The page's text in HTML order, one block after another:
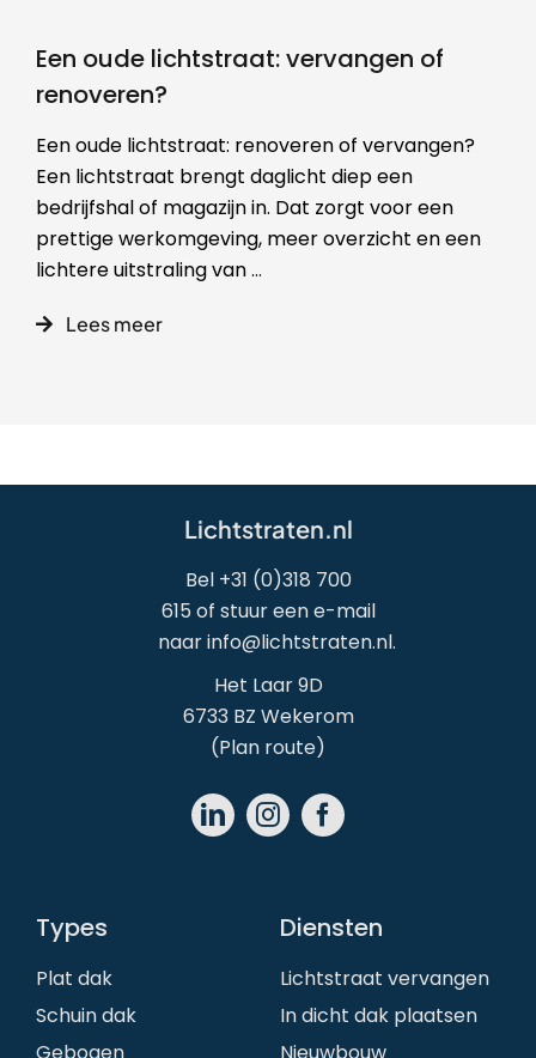
Een oude lichtstraat: vervangen of
renoveren?
Een oude lichtstraat: renoveren of vervangen?
Een lichtstraat brengt daglicht diep een
bedrijfshal of magazijn in. Dat zorgt voor een
prettige werkomgeving, meer overzicht en een
lichtere uitstraling van...
Lees meer
Lichtstraten.nl
Bel +31 (0)318 700
615 of stuur een e-mail
naarinfo@lichtstraten.nl.
Het Laar 9D
6733 BZ Wekerom
(Plan route)
Types
Plat dak
Schuin dak
Diensten
Lichtstraat vervangen
In dicht dak plaatsen